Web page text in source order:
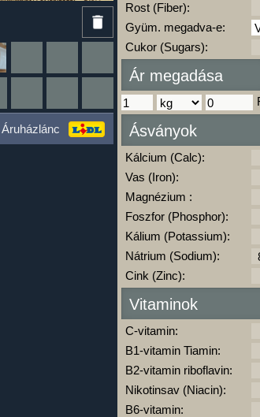
Ha ma már nem eszel/
kattints a kiértékelésre!
A Kalória Szimulátor
kalóriabázis.hu
-
Áruházlánc
Rost (Fiber):
Gyüm. megadva-e:
Cukor (Sugars):
Ár megadása
Ásványok
Kálcium (Calc):
Vas (Iron):
Magnézium :
Foszfor (Phosphor):
Kálium (Potassium):
Nátrium (Sodium):
Cink (Zinc):
Vitaminok
C-vitamin:
B1-vitamin Tiamin:
B2-vitamin riboflavin:
Nikotinsav (Niacin):
B6-vitamin: